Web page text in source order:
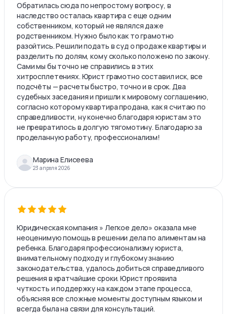
Обратилась сюда по непростому вопросу, в
наследство осталась квартира с еще одним
собственником, который не являлся даже
родственником. Нужно было как то грамотно
разойтись. Решили подать в суд о продаже квартиры и
разделить по долям, кому сколько положено по закону.
Сами мы бы точно не справились в этих
хитросплетениях. Юрист грамотно составил иск, все
подсчёты — расчеты быстро, точно и в срок. Два
судебных заседания и пришли к мировому соглашению,
согласно которому квартира продана, как я считаю по
справедливости, ну конечно благодаря юристам это
не превратилось в долгую тягомотину. Благодарю за
проделанную работу, профессионализм!
Марина Елисеева
23 апреля 2026
Юридическая компания » Легкое дело» оказала мне
неоценимую помощь в решении дела по алиментам на
ребенка. Благодаря профессионализму юриста,
внимательному подходу и глубокому знанию
законодательства, удалось добиться справедливого
решения в кратчайшие сроки. Юрист проявила
чуткость и поддержку на каждом этапе процесса,
объясняя все сложные моменты доступным языком и
всегда была на связи для консультаций.